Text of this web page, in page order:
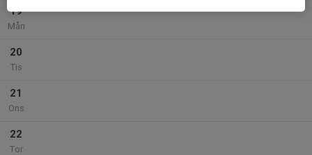
19
Mån
20
Tis
21
Ons
22
Tor